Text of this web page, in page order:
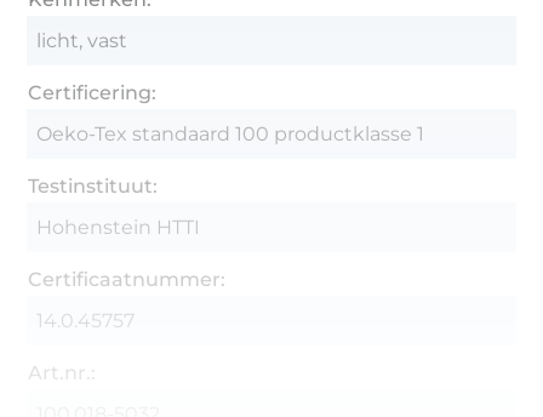
licht, vast
Certificering:
Oeko-Tex standaard 100 productklasse 1
Testinstituut:
Hohenstein HTTI
Certificaatnummer:
14.0.45757
Art.nr.: